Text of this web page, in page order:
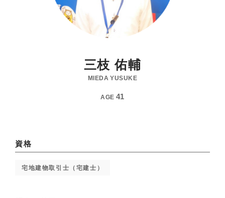
三枝 佑輔
MIEDA YUSUKE
AGE 41
資格
宅地建物取引士（宅建士）